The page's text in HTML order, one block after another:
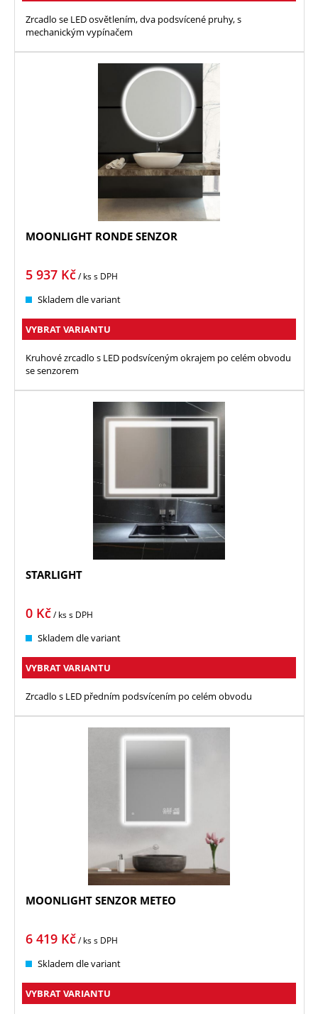
Zrcadlo se LED osvětlením, dva podsvícené pruhy, s
mechanickým vypínačem
MOONLIGHT RONDE SENZOR
5 937 Kč/ kss DPH
Skladem dle variant
VYBRAT VARIANTU
Kruhové zrcadlo s LED podsvíceným okrajem po celém obvodu
se senzorem
STARLIGHT
0 Kč/ kss DPH
Skladem dle variant
VYBRAT VARIANTU
Zrcadlo s LED předním podsvícením po celém obvodu
MOONLIGHT SENZOR METEO
6 419 Kč/ kss DPH
Skladem dle variant
VYBRAT VARIANTU